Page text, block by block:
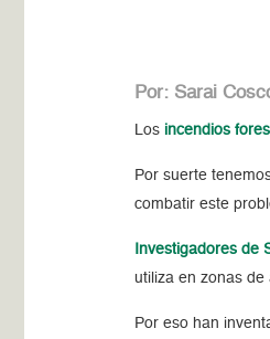
Por: Sarai
Los incendios
Por suerte
combatir este
Investigadores de
utiliza en zonas
Por eso han